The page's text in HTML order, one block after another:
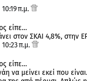
π.μ.
είπε…
στον ΣΚΑΙ 4,8%, στην
π.μ.
είπε…
να μείνει εκεί που